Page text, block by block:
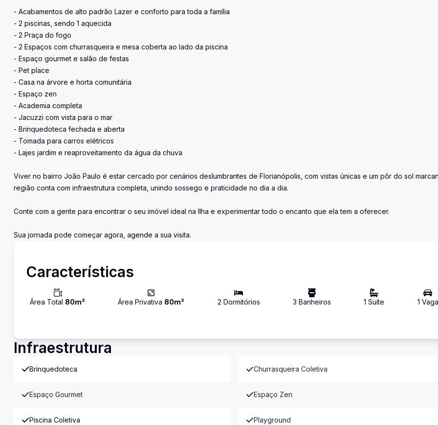
- Acabamentos de alto padrão Lazer e conforto para toda a família
- 2 piscinas, sendo 1 aquecida
- 2 Praça do fogo
- 2 Espaços com churrasqueira e mesa coberta ao lado da piscina
- Espaço gourmet e salão de festas
- Pet place
- Casa na árvore e horta comunitária
- Espaço zen
- Academia completa
- Jacuzzi com vista para o mar
- Brinquedoteca fechada e aberta
- Tomada para carros elétricos
- Lajes jardim e reaproveitamento da água da chuva
Viver no bairro João Paulo é estar cercado por cenários deslumbrantes de Florianópolis, com vistas únicas e um pôr do sol
região conta com infraestrutura completa, unindo sossego e praticidade no dia a dia.
Conte com a gente para encontrar o seu imóvel ideal na Ilha e experimentar todo o encanto que ela tem a oferecer.
Sua jornada pode começar agora, agende a sua visita.
Características
Área Total 80m² Área Privativa 80m² 2 Dormitórios 3 Banheiros 1 Suíte 1 Vaga
Infraestrutura
Brinquedoteca Churrasqueira Coletiva
Espaço Gourmet Espaço Zen
Piscina Coletiva Playground